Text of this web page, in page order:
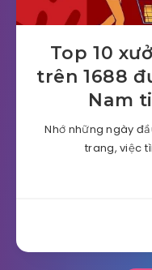
Top 10
trên 1688
Nam
Nhớ những ngày
trang, việc